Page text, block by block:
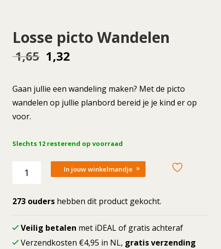
Losse picto Wandelen
1,65 Oorspronkelijke
was:
1,32
is:
Gaan jullie een wandeling maken? Met de picto
wandelen op jullie planbord bereid je je kind er op
voor.
Slechts 12 resterend op voorraad
picto
aantal
In jouw winkelmandje
273 ouders hebben dit product gekocht.
Veilig betalen met iDEAL of gratis achteraf
Verzendkosten €4,95 in NL, gratis verzending